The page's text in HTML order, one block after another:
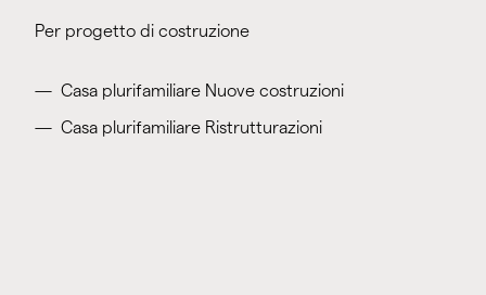
Per progetto di costruzione
Casa plurifamiliare Nuove costruzioni
Casa plurifamiliare Ristrutturazioni